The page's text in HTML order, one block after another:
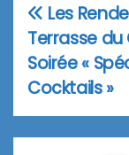
de
l’article
Les
Terrasse du
Soirée «
Cocktails »